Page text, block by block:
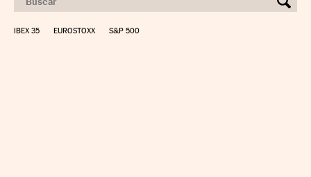
IBEX 35 EUROSTOXX S&P 500